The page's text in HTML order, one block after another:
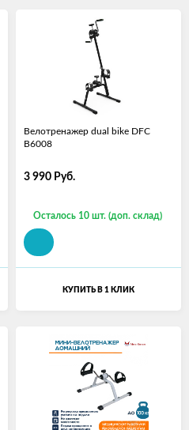
Велотренажер dual bike DFC
B6008
3 990 Руб.
Осталось 10 шт. (доп. склад)
КУПИТЬ В 1 КЛИК